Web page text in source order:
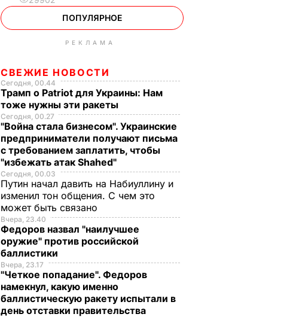
ПОПУЛЯРНОЕ
РЕКЛАМА
СВЕЖИЕ НОВОСТИ
Сегодня, 00.44
Трамп о Patriot для Украины: Нам
тоже нужны эти ракеты
Сегодня, 00.27
"Война стала бизнесом". Украинские
предприниматели получают письма
с требованием заплатить, чтобы
"избежать атак Shahed"
Сегодня, 00.03
Путин начал давить на Набиуллину и
изменил тон общения. С чем это
может быть связано
Вчера, 23.40
Федоров назвал "наилучшее
оружие" против российской
баллистики
Вчера, 23.17
"Четкое попадание". Федоров
намекнул, какую именно
баллистическую ракету испытали в
день отставки правительства